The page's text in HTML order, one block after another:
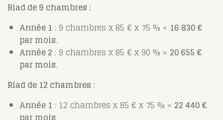
Riad de 9 chambres :
Année 1 : 9 chambres x 85 € x 75 % = 16 830 €
par mois.
Année 2 : 9 chambres x 85 € x 90 % = 20 655 €
par mois.
Riad de 12 chambres :
Année 1 : 12 chambres x 85 € x 75 % = 22 440 €